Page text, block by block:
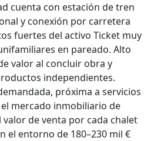
cuenta con estación de tren
y conexión por carretera
fuertes del activo Ticket muy
en pareado. Alto
valor al concluir obra y
independientes.
próxima a servicios
mercado inmobiliario de
valor de venta por cada chalet
el entorno de 180–230 mil €